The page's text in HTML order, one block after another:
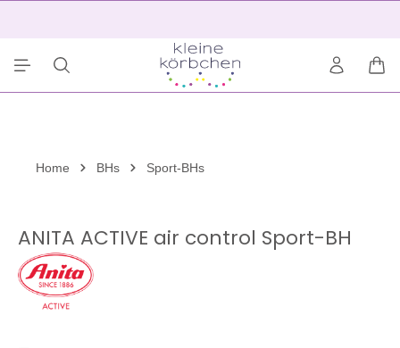
Home BHs Sport-BHs
ANITA ACTIVE air control Sport-BH